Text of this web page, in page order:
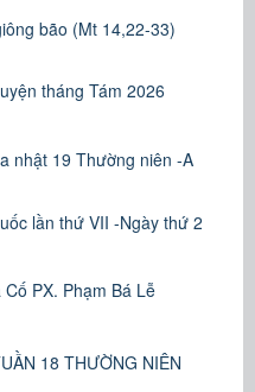
bão (Mt 14,22-33)
tháng Tám 2026
nhật 19 Thường niên -A
lần thứ VII -Ngày thứ 2
PX. Phạm Bá Lễ
18 THƯỜNG NIÊN